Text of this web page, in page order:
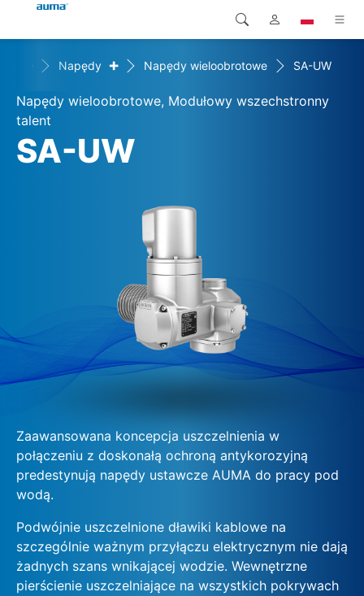
Produkty
Rozwiązania
Pliki do pobrania
Przedsiębiorstwo
Global
Europa
Azja i Pacyfik
Ameryka Północna
Wyszukaj
+ Napędy + Napędy wieloobrotowe SA-UW
Napędy wieloobrotowe, Modułowy wszechstronny
talent
SA-UW
Zaawansowana koncepcja uszczelnienia w
połączeniu z doskonałą ochroną antykorozyjną
predestynują napędy ustawcze AUMA do pracy pod
wodą.
Podwójnie uszczelnione dławiki kablowe na
szczególnie ważnym przyłączu elektrycznym nie dają
żadnych szans wnikającej wodzie. Wewnętrzne
pierścienie uszczelniające na wszystkich pokrywach